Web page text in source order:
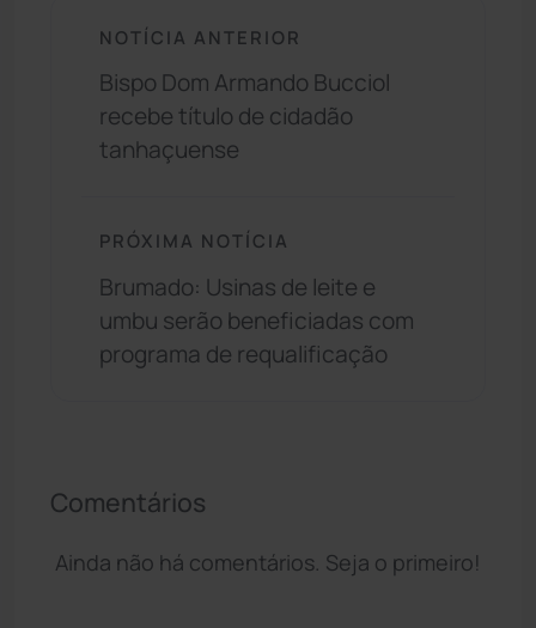
NOTÍCIA ANTERIOR
Bispo Dom Armando Bucciol
recebe título de cidadão
tanhaçuense
PRÓXIMA NOTÍCIA
Brumado: Usinas de leite e
umbu serão beneficiadas com
programa de requalificação
Comentários
Ainda não há comentários. Seja o primeiro!